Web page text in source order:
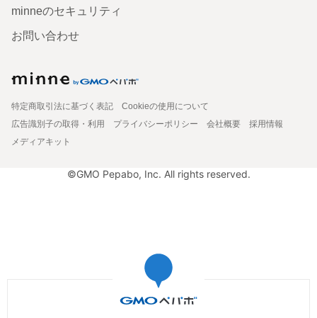
minneのセキュリティ
お問い合わせ
特定商取引法に基づく表記
Cookieの使用について
広告識別子の取得・利用
プライバシーポリシー 会社概要
採用情報
メディアキット
©GMO Pepabo, Inc. All rights reserved.